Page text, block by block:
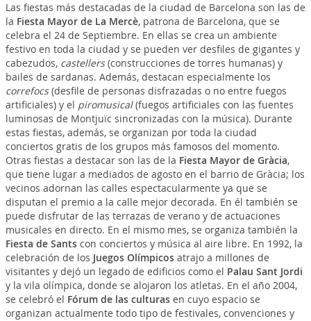
Las fiestas más destacadas de la ciudad de Barcelona son las de
la Fiesta Mayor de La Mercè, patrona de Barcelona, que se
celebra el 24 de Septiembre. En ellas se crea un ambiente
festivo en toda la ciudad y se pueden ver desfiles de gigantes y
cabezudos, castellers(construcciones de torres humanas) y
bailes de sardanas. Además, destacan especialmente los
correfocs(desfile de personas disfrazadas o no entre fuegos
artificiales) y el piromusical(fuegos artificiales con las fuentes
luminosas de Montjuïc sincronizadas con la música). Durante
estas fiestas, además, se organizan por toda la ciudad
conciertos gratis de los grupos más famosos del momento.
Otras fiestas a destacar son las de la Fiesta Mayor de Gràcia,
que tiene lugar a mediados de agosto en el barrio de Gràcia; los
vecinos adornan las calles espectacularmente ya que se
disputan el premio a la calle mejor decorada. En él también se
puede disfrutar de las terrazas de verano y de actuaciones
musicales en directo. En el mismo mes, se organiza también la
Fiesta de Santscon conciertos y música al aire libre. En 1992, la
celebración de los Juegos Olímpicosatrajo a millones de
visitantes y dejó un legado de edificios como el Palau Sant Jordi
y la vila olímpica, donde se alojaron los atletas. En el año 2004,
se celebró el Fórum de las culturasen cuyo espacio se
organizan actualmente todo tipo de festivales, convenciones y